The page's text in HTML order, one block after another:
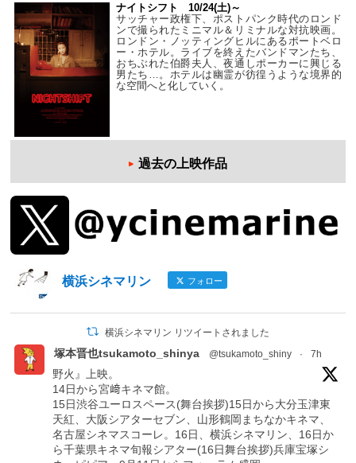
ナイトシフト 10/24(土)～
サッチャー政権下、ポストパンク時代のロンド
ンで撮られたミニマル＆リミナルな対抗映画。
ロンドン・ノッティングヒルにあるポートベロ
ー・ホテル。ライブを終えたバンドマンたち、
おちぶれた伯爵夫人、夜通しポーカーに興じる
男たち…。ホテルは幽霊が彷徨うような境界的
な空間へと化していく。
過去の上映作品
横浜シネマリン フォロー
横浜シネマリン リツイートされました
塚本晋也tsukamoto_shinya @tsukamoto_shiny · 7h
野火』上映。
14日から宮﨑キネマ館。
15日渋谷ユーロスペース(舞台挨拶)15日から大分玉津東
天紅、大阪シアターセブン、山形鶴岡まちなかキネマ、
名古屋シネマスコーレ。16日、横浜シネマリン、16日か
ら千葉県キネマ旬報シアター(16日舞台挨拶)兵庫宝塚シ